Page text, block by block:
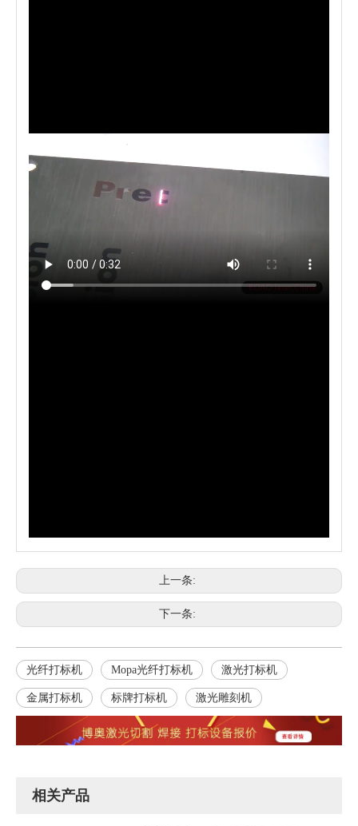
上一条:
下一条:
光纤打标机 Mopa光纤打标机 激光打标机
金属打标机 标牌打标机 激光雕刻机
相关产品